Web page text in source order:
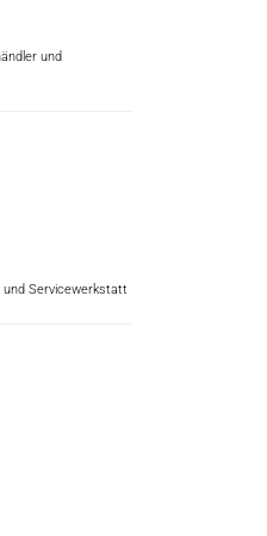
und
Servicewerkstatt